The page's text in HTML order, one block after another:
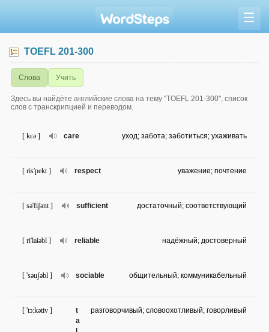
☰
TOEFL 201-300
Слова Учить
Здесь вы найдёте английские слова на тему "TOEFL 201-300", список
слов с транскрипцией и переводом.
care
[ kɛə ] уход; забота; заботиться; ухаживать
respect
[ ris'pekt ] уважение; почтение
sufficient
[ sə'fiʃənt ] достаточный; соответствующий
reliable
[ ri'laiəbl ] надёжный; достоверный
sociable
[ 'səuʃəbl ] общительный; коммуникабельный
t
a
[ 'tɔ:kətiv ] разговорчивый; словоохотливый; говорливый